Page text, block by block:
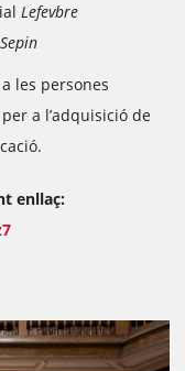
Lefevbre
Sepin
les persones
a l’adquisició de
enllaç: